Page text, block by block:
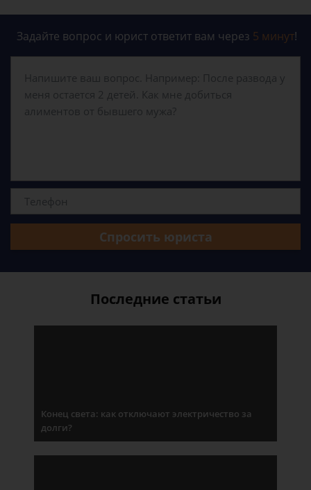
Задайте вопрос и юрист ответит вам через 5 минут!
Спросить юриста
Последние статьи
Конец света: как отключают электричество за
долги?